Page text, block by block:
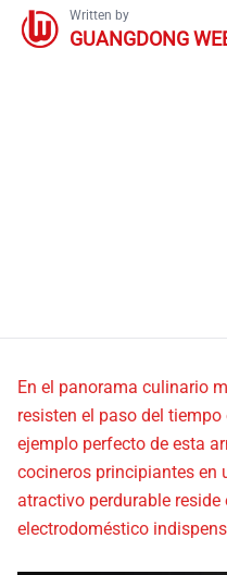
Written by
GUANGDONG
En el panorama culinario
resisten el paso del
ejemplo perfecto de esta
cocineros principiantes en
atractivo perdurable
electrodoméstico